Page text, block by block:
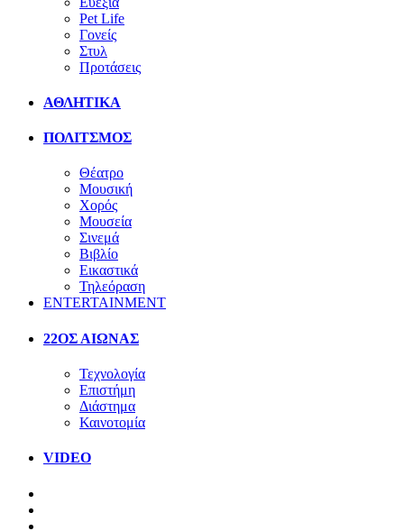
Pet Life
Γονείς
Στυλ
Προτάσεις
ΑΘΛΗΤΙΚΑ
ΠΟΛΙΤΣΜΟΣ
Θέατρο
Μουσική
Χορός
Μουσεία
Σινεμά
Βιβλίο
Εικαστικά
Τηλεόραση
ENTERTAINMENT
22ΟΣ ΑΙΩΝΑΣ
Τεχνολογία
Επιστήμη
Διάστημα
Καινοτομία
VIDEO